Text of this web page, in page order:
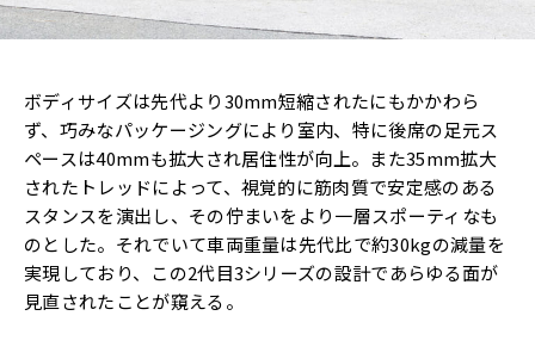
ボディサイズは先代より30mm短縮されたにもかかわら
ず、巧みなパッケージングにより室内、特に後席の足元ス
ペースは40mmも拡大され居住性が向上。また35mm拡大
されたトレッドによって、視覚的に筋肉質で安定感のある
スタンスを演出し、その佇まいをより一層スポーティなも
のとした。それでいて車両重量は先代比で約30kgの減量を
実現しており、この2代目3シリーズの設計であらゆる面が
見直されたことが窺える。